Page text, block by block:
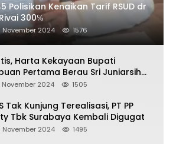
Polisikan Kenaikan Tarif RSUD dr
300℅
November 2024 1576
Harta Kekayaan Bupati
Pertama Berau Sri Juniarsih
Rp20 Miliar Selama Menjabat
November 2024 1505
Tak Kunjung Terealisasi, PT PP
Tbk Surabaya Kembali Digugat
November 2024 1495